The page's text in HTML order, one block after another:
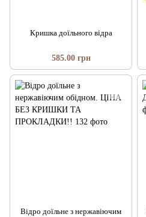
Кришка доїльного відра
585.00 грн
Відро доїльне з нержавіючим